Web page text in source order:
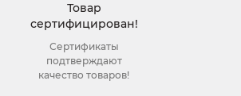
Товар
сертифицирован!
Сертификаты
подтверждают
качество товаров!